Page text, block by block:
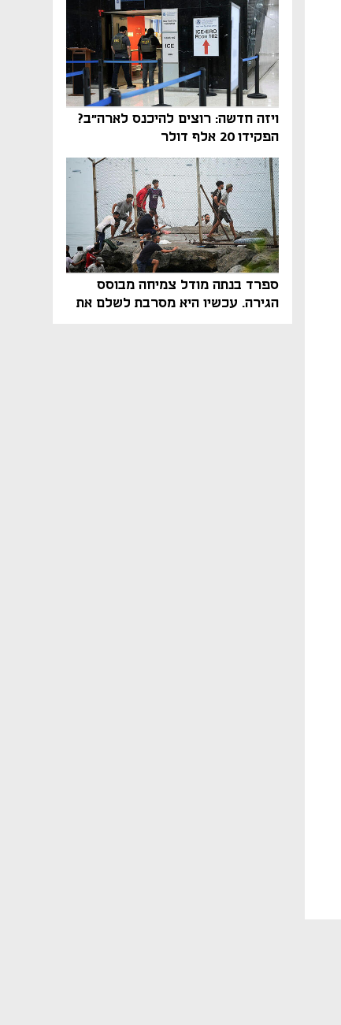
ויזה חדשה: רוצים להיכנס לארה"ב?
הפקידו 20 אלף דולר
ספרד בנתה מודל צמיחה מבוסס
הגירה. עכשיו היא מסרבת לשלם את